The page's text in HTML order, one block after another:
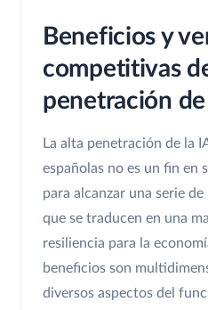
Beneficios y
competitivas
penetración
La alta penetración de la
españolas no es un fin en
para alcanzar una serie
que se traducen en una
resiliencia para la
beneficios son
diversos aspectos del